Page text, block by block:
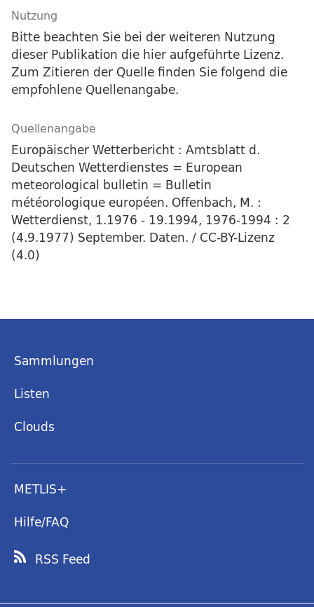
Nutzung
Bitte beachten Sie bei der weiteren Nutzung
dieser Publikation die hier aufgeführte Lizenz.
Zum Zitieren der Quelle finden Sie folgend die
empfohlene Quellenangabe.
Quellenangabe
Europäischer Wetterbericht : Amtsblatt d.
Deutschen Wetterdienstes = European
meteorological bulletin = Bulletin
météorologique européen. Offenbach, M. :
Wetterdienst, 1.1976 - 19.1994, 1976-1994 : 2
(4.9.1977) September. Daten. / CC-BY-Lizenz
(4.0)
Sammlungen
Listen
Clouds
METLIS+
Hilfe/FAQ
RSS Feed